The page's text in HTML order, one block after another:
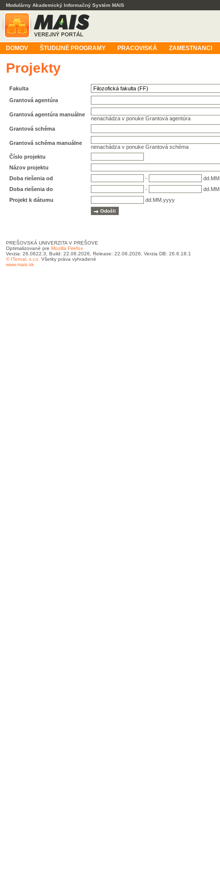
Modulárny Akademický Informačný Systém MAIS
DOMOV ŠTUDIJNÉ PROGRAMY PRACOVISKÁ ZAMESTNANCI
Projekty
Fakulta
Grantová agentúra
Grantová agentúra manuálne
nenachádza v ponuke Grantová agentúra
Grantová schéma
Grantová schéma manuálne
nenachádza v ponuke Grantová schéma
Číslo projektu
Názov projektu
Doba riešenia od
-
Doba riešenia do
-
Projekt k dátumu
dd.MM.yyyy
PREŠOVSKÁ UNIVERZITA V PREŠOVE
Optimalizované pre Mozilla Firefox
Verzia: 26.0622.3, Build: 22.06.2026, Release: 22.06.2026, Verzia DB: 26.6.18.1
© ITernal, s.r.o. Všetky práva vyhradené
www.mais.sk